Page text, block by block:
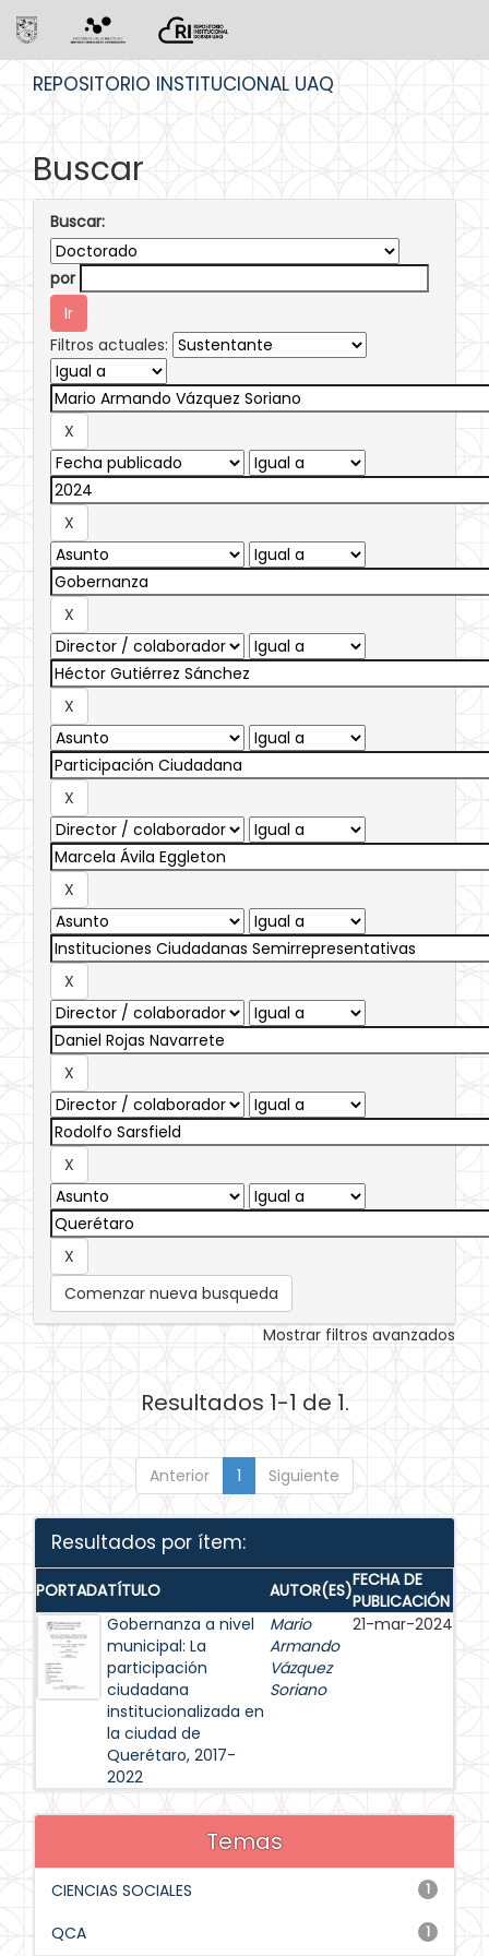
REPOSITORIO INSTITUCIONAL UAQ
Buscar
Buscar:
por
Filtros actuales:
Comenzar nueva busqueda
Mostrar filtros avanzados
Resultados 1-1 de 1.
Anterior 1 Siguiente
Resultados por ítem:
PORTADATÍTULO AUTOR(ES)FECHA DE
PUBLICACIÓN
Gobernanza a nivel
municipal: La
participación
ciudadana
institucionalizada en
la ciudad de
Querétaro, 2017-
2022
Mario
Armando
Vázquez
Soriano
21-mar-2024
Temas
1
CIENCIAS SOCIALES
1
QCA